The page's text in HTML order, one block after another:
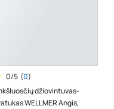
0/5 (0)
džiovintuvas-
WELLMER Angis,